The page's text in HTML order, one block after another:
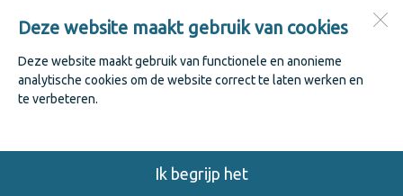
Deze website maakt gebruik van cookies
Deze website maakt gebruik van functionele en anonieme
analytische cookies om de website correct te laten werken en
te verbeteren.
Ik begrijp het